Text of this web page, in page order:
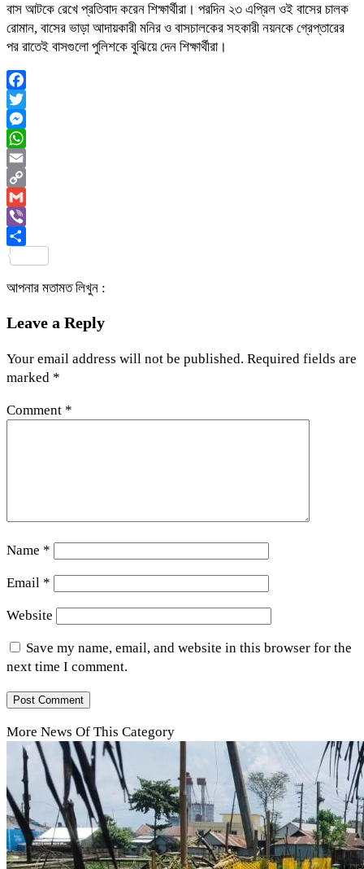
বাস আটকে রেখে প্রতিবাদ করেন শিক্ষার্থীরা। পরদিন ২৩ এপ্রিল ওই বাসের চালক
রোমান, বাসের ভাড়া আদায়কারী মনির ও বাসচালকের সহকারী নয়নকে গ্রেপ্তারের
পর রাতেই বাসগুলো পুলিশকে বুঝিয়ে দেন শিক্ষার্থীরা।
Facebook
Twitter
Messenger
WhatsApp
Email
Copy
Link
Gmail
Viber
আপনার মতামত লিখুন :
Leave a Reply
Your email address will not be published. Required fields are
marked *
Comment *
Name *
Email *
Website
Save my name, email, and website in this browser for the
next time I comment.
More News Of This Category